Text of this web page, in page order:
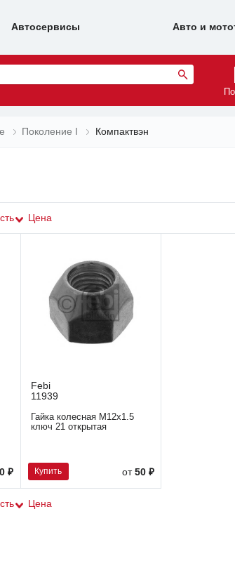
Автосервисы Авто и
Поколение I Компактвэн
Цена
₽
Febi
11939
Гайка колесная М12х1.5
ключ 21 открытая
Купить от 50 ₽
Цена